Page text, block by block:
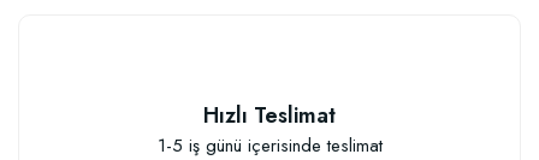
Hızlı Teslimat
1-5 iş günü içerisinde teslimat